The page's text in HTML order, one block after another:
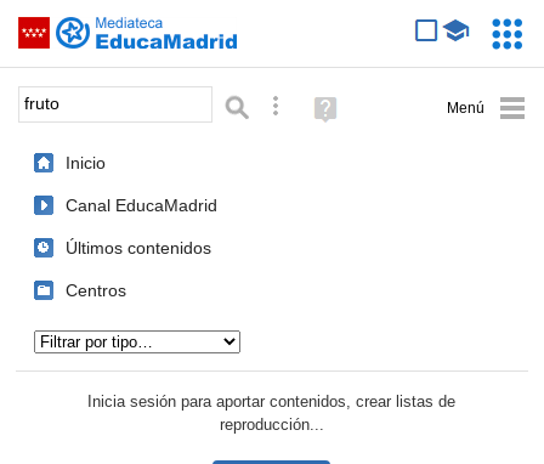
Saltar navegación
Palabra o frase: Búsqueda avanzada
Ayuda
(en
Inicio
Canal EducaMadrid
Últimos contenidos
Centros
Inicia sesión para aportar contenidos, crear listas de
reproducción...